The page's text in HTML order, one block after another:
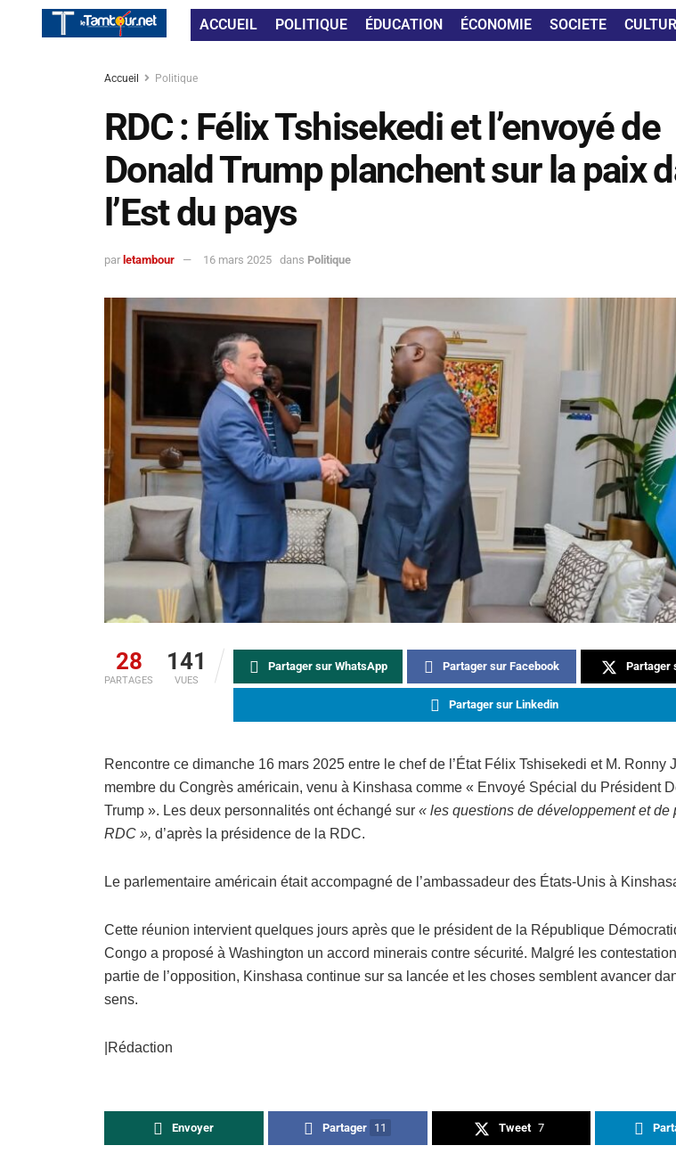
ACCUEIL POLITIQUE ÉDUCATION ÉCONOMIE SOCIETE
Accueil Politique
RDC : Félix Tshisekedi et l’envoyé de
Donald Trump planchent sur la paix
l’Est du pays
par letambour 16 mars 2025 dans Politique
28
PARTAGES
141
VUES
Partager sur WhatsApp Partager sur Facebook Partager
Partager sur Linkedin
Rencontre ce dimanche 16 mars 2025 entre le chef de l’État Félix Tshisekedi et M. Ronny
membre du Congrès américain, venu à Kinshasa comme « Envoyé Spécial du Président
Trump ». Les deux personnalités ont échangé sur « les questions de développement et de
RDC », d’après la présidence de la RDC.
Le parlementaire américain était accompagné de l’ambassadeur des États-Unis à
Cette réunion intervient quelques jours après que le président de la République
Congo a proposé à Washington un accord minerais contre sécurité. Malgré les
partie de l’opposition, Kinshasa continue sur sa lancée et les choses semblent avancer
sens.
|Rédaction
Envoyer Partager 11 Tweet 7